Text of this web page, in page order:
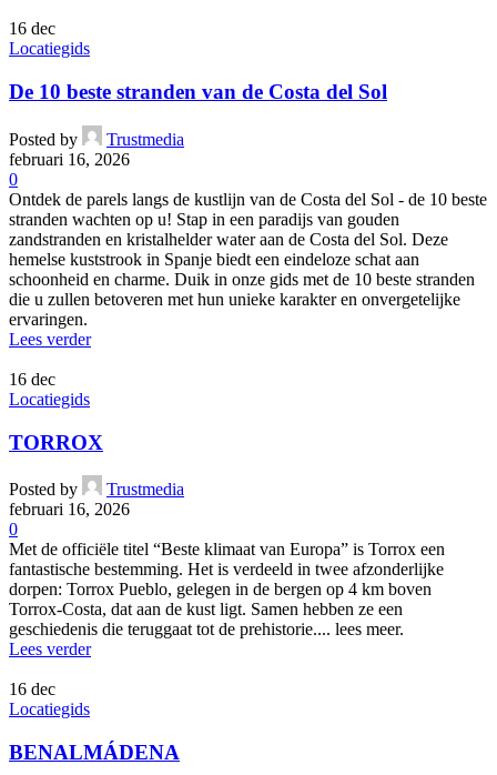
16 dec
Locatiegids
De 10 beste stranden van de Costa del Sol
Posted by
Trustmedia
februari 16, 2026
0
Ontdek de parels langs de kustlijn van de Costa del Sol - de 10 beste
stranden wachten op u! Stap in een paradijs van gouden
zandstranden en kristalhelder water aan de Costa del Sol. Deze
hemelse kuststrook in Spanje biedt een eindeloze schat aan
schoonheid en charme. Duik in onze gids met de 10 beste stranden
die u zullen betoveren met hun unieke karakter en onvergetelijke
ervaringen.
Lees verder
16 dec
Locatiegids
TORROX
Posted by
Trustmedia
februari 16, 2026
0
Met de officiële titel “Beste klimaat van Europa” is Torrox een
fantastische bestemming. Het is verdeeld in twee afzonderlijke
dorpen: Torrox Pueblo, gelegen in de bergen op 4 km boven
Torrox-Costa, dat aan de kust ligt. Samen hebben ze een
geschiedenis die teruggaat tot de prehistorie.... lees meer.
Lees verder
16 dec
Locatiegids
BENALMÁDENA